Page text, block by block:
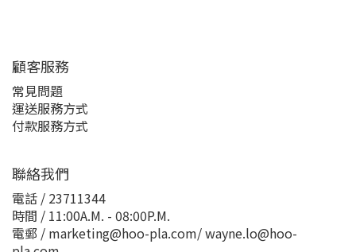
顧客服務
常見問題
運送服務方式
付款服務方式
聯絡我們
電話 / 23711344
時間 / 11:00A.M. - 08:00P.M.
電郵 / marketing@hoo-pla.com/ wayne.lo@hoo-